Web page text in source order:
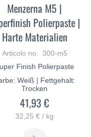
Menzerna M5 |
Polierpaste |
Harte Materialien
Articolo no. 300-m5
Finish Polierpaste
Weiß | Fettgehalt:
Trocken
41,93 €
32,25 € / kg